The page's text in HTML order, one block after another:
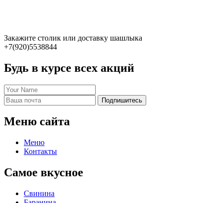
Закажите столик или доставку шашлыка
+7(920)5538844
Будь в курсе всех акций
Подпишитесь
Меню сайта
Меню
Контакты
Самое вкусное
Свинина